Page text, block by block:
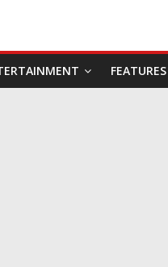
FEATURES